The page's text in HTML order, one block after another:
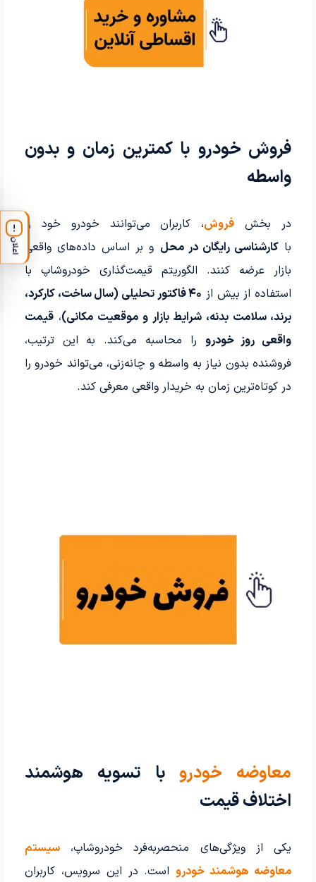
فروش خودرو با کمترین زمان و بدون
واسطه
در بخش فروش، کاربران می‌توانند خودرو خود را
با کارشناسی رایگان در محل و بر اساس داده‌های واقعی
بازار عرضه کنند. الگوریتم قیمت‌گذاری خودروشاپ با
استفاده از بیش از
۴۰ فاکتور تحلیلی (سال ساخت، کارکرد،
برند، سلامت بدنه، شرایط بازار و موقعیت مکانی)،قیمت
واقعی روز خودرو را محاسبه می‌کند. به این ترتیب،
فروشنده بدون نیاز به واسطه و چانه‌زنی، می‌تواند خودرو را
در کوتاه‌ترین زمان به خریدار واقعی معرفی کند.
معاوضه خودروبا تسویه هوشمند
اختلاف قیمت
یکی از ویژگی‌های منحصربه‌فرد خودروشاپ،سیستم
معاوضه هوشمند خودرو است. در این سرویس، کاربران
!
اعلان